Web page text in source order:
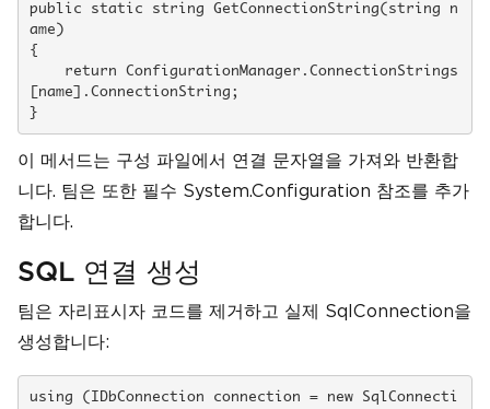
public static string GetConnectionString(string n
ame)
{
[name].ConnectionString;
}
이 메서드는 구성 파일에서 연결 문자열을 가져와 반환합
니다. 팀은 또한 필수 System.Configuration 참조를 추가
합니다.
SQL 연결 생성
팀은 자리표시자 코드를 제거하고 실제 SqlConnection을
생성합니다:
using (IDbConnection connection = new SqlConnecti